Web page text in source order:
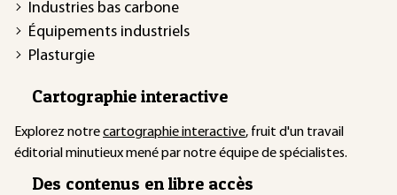
Industries bas carbone
Équipements industriels
Plasturgie
Cartographie interactive
Explorez notrecartographie interactive, fruit d'un travail
éditorial minutieux mené par notre équipe de spécialistes.
Des contenus en libre accès